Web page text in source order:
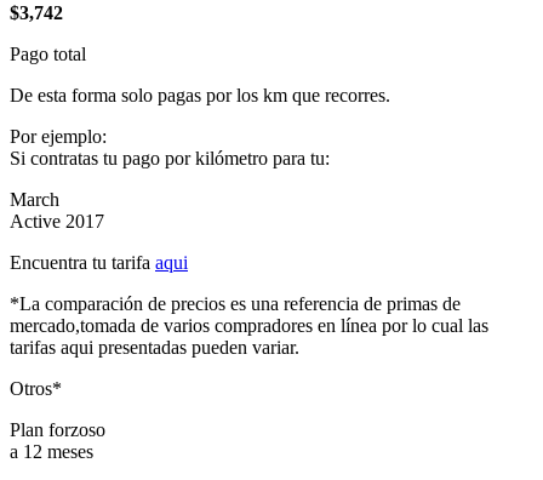
$3,742
Pago total
De esta forma solo pagas por los km que recorres.
Por ejemplo:
Si contratas tu pago por kilómetro para tu:
March
Active 2017
Encuentra tu tarifa aqui
*La comparación de precios es una referencia de primas de
mercado,tomada de varios compradores en línea por lo cual las
tarifas aqui presentadas pueden variar.
Otros*
Plan forzoso
a 12 meses